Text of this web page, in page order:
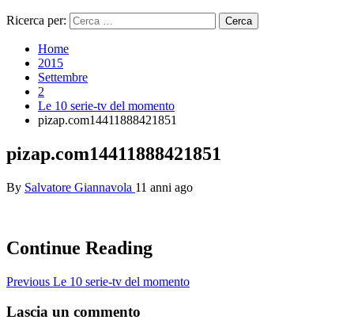
Ricerca per:
Home
2015
Settembre
2
Le 10 serie-tv del momento
pizap.com14411888421851
pizap.com14411888421851
By Salvatore Giannavola 11 anni ago
Continue Reading
Previous Le 10 serie-tv del momento
Lascia un commento